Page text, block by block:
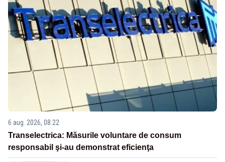
6 aug. 2026, 08:22
Transelectrica: Măsurile voluntare de consum
responsabil şi-au demonstrat eficienţa